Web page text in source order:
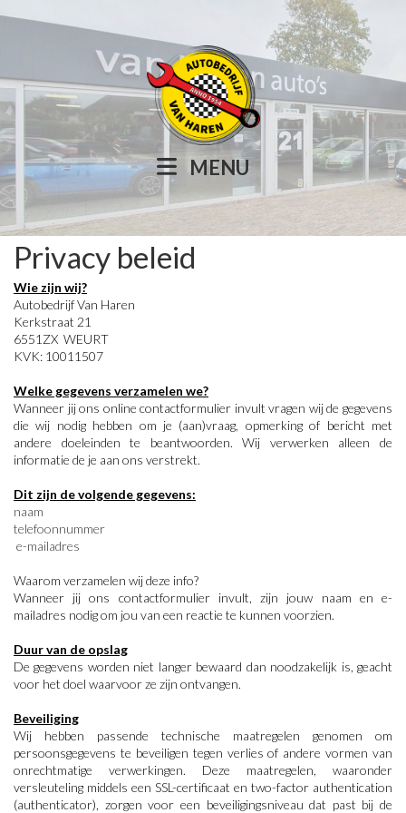
MENU
Privacy beleid
Wie zijn wij?
Autobedrijf Van Haren
Kerkstraat 21
6551ZX WEURT
KVK: 10011507
Welke gegevens verzamelen we?
Wanneer jij ons online contactformulier invult vragen wij de gegevens
die wij nodig hebben om je (aan)vraag, opmerking of bericht met
andere doeleinden te beantwoorden. Wij verwerken alleen de
informatie de je aan ons verstrekt.
Dit zijn de volgende gegevens:
naam
telefoonnummer
e-mailadres
Waarom verzamelen wij deze info?
Wanneer jij ons contactformulier invult, zijn jouw naam en e-
mailadres nodig om jou van een reactie te kunnen voorzien.
Duur van de opslag
De gegevens worden niet langer bewaard dan noodzakelijk is, geacht
voor het doel waarvoor ze zijn ontvangen.
Beveiliging
Wij hebben passende technische maatregelen genomen om
persoonsgegevens te beveiligen tegen verlies of andere vormen van
onrechtmatige verwerkingen. Deze maatregelen, waaronder
versleuteling middels een SSL-certificaat en two-factor authentication
(authenticator), zorgen voor een beveiligingsniveau dat past bij de